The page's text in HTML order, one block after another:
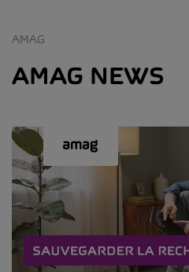
AMAG
AMAG NEWS